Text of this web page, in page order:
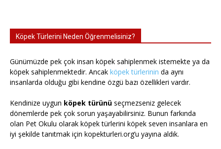
Köpek Türlerini Neden Öğrenmelisiniz?
Günümüzde pek çok insan köpek sahiplenmek istemekte ya da
köpek sahiplenmektedir. Ancak köpek türlerinin da aynı
insanlarda olduğu gibi kendine özgü bazı özellikleri vardır.
Kendinize uygun köpek türünü seçmezseniz gelecek
dönemlerde pek çok sorun yaşayabilirsiniz. Bunun farkında
olan Pet Okulu olarak köpek türlerini köpek seven insanlara en
iyi şekilde tanıtmak için kopekturleri.org’u yayına aldık.